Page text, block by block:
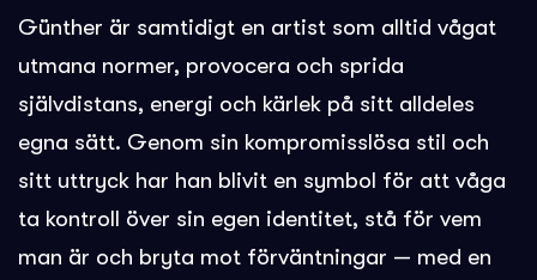
Günther är samtidigt en artist som alltid vågat
utmana normer, provocera och sprida
självdistans, energi och kärlek på sitt alldeles
egna sätt. Genom sin kompromisslösa stil och
sitt uttryck har han blivit en symbol för att våga
ta kontroll över sin egen identitet, stå för vem
man är och bryta mot förväntningar — med en